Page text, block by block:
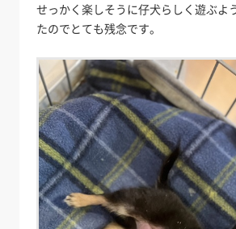
せっかく楽しそうに仔犬らしく遊ぶよ
たのでとても残念です。